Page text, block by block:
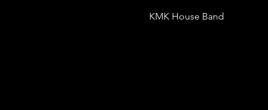
KMK House Band